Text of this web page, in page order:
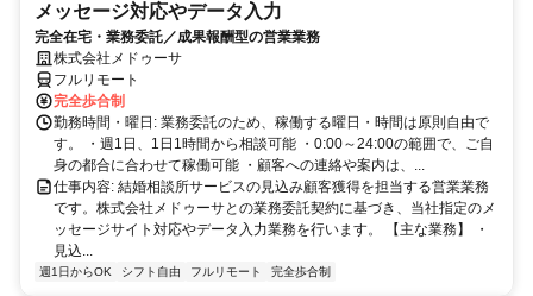
メッセージ対応やデータ入力
完全在宅・業務委託／成果報酬型の営業業務
株式会社メドゥーサ
フルリモート
完全歩合制
勤務時間・曜日: 業務委託のため、稼働する曜日・時間は原則自由で
す。 ・週1日、1日1時間から相談可能 ・0:00～24:00の範囲で、ご自
身の都合に合わせて稼働可能 ・顧客への連絡や案内は、...
仕事内容: 結婚相談所サービスの見込み顧客獲得を担当する営業業務
です。株式会社メドゥーサとの業務委託契約に基づき、当社指定のメ
ッセージサイト対応やデータ入力業務を行います。 【主な業務】 ・
見込...
週1日からOK シフト自由 フルリモート 完全歩合制